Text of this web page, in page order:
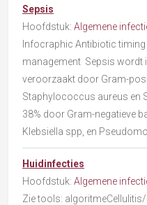
Sepsis
Hoofdstuk: Algemene
Infocraphic Antibiotic
management Sepsis wordt
veroorzaakt door Gram-
Staphylococcus aureus en
38% door Gram-negatieve
Klebsiella spp, en
Huidinfecties
Hoofdstuk: Algemene
Zie tools: